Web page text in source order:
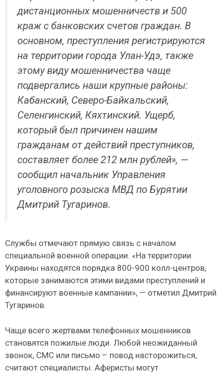
дистанционных мошенничеств и 500
краж с банковских счетов граждан. В
основном, преступления регистрируются
на территории города Улан-Удэ, также
этому виду мошенничества чаще
подвергались наши крупные районы:
Кабанский, Северо-Байкальский,
Селенгинский, Кяхтинский. Ущерб,
который был причинен нашим
гражданам от действий преступников,
составляет более 212 млн рублей», —
сообщил начальник Управления
уголовного розыска МВД по Бурятии
Дмитрий Тугаринов.
Службы отмечают прямую связь с началом
специальной военной операции. «На территории
Украины находятся порядка 800-900 колл-центров,
которые занимаются этими видами преступлений и
финансируют военные кампании», — отметил Дмитрий
Тугаринов.
Чаще всего жертвами телефонных мошенников
становятся пожилые люди. Любой неожиданный
звонок, СМС или письмо – повод насторожиться,
считают специалисты. Аферисты могут